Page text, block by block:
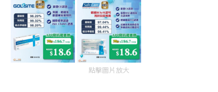
點擊圖片放大